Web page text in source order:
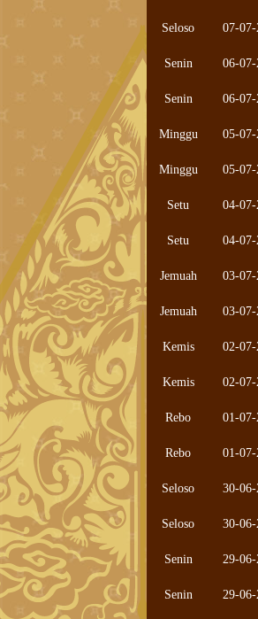
Seloso 07-07-
Senin 06-07-
Senin 06-07-
Minggu 05-07-
Minggu 05-07-
Setu 04-07-
Setu 04-07-
Jemuah 03-07-
Jemuah 03-07-
Kemis 02-07-
Kemis 02-07-
Rebo 01-07-
Rebo 01-07-
Seloso 30-06-
Seloso 30-06-
Senin 29-06-
Senin 29-06-